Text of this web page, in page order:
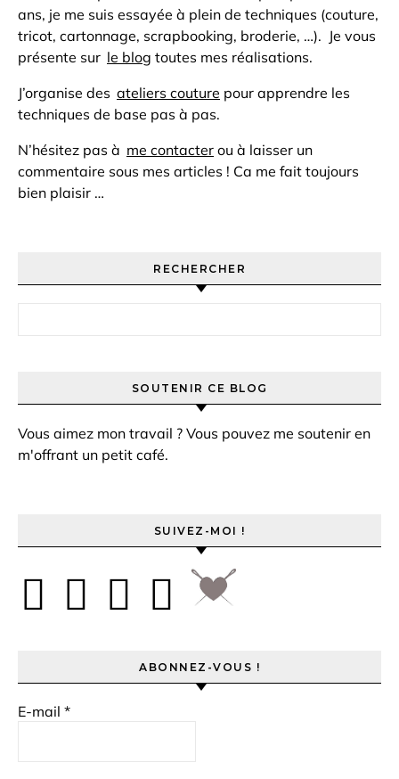
ans, je me suis essayée à plein de techniques (couture,
tricot, cartonnage, scrapbooking, broderie, …). Je vous
présente sur le blog toutes mes réalisations.
J’organise des ateliers couture pour apprendre les
techniques de base pas à pas.
N’hésitez pas à me contacter ou à laisser un
commentaire sous mes articles ! Ca me fait toujours
bien plaisir …
RECHERCHER
SOUTENIR CE BLOG
Vous aimez mon travail ? Vous pouvez me soutenir en
m'offrant un petit café.
SUIVEZ-MOI !
ABONNEZ-VOUS !
E-mail *